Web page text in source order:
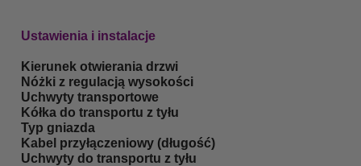
Ustawienia i instalacje
Kierunek otwierania drzwi
Nóżki z regulacją wysokości
Uchwyty transportowe
Kółka do transportu z tyłu
Typ gniazda
Kabel przyłączeniowy (długość)
Uchwyty do transportu z tyłu